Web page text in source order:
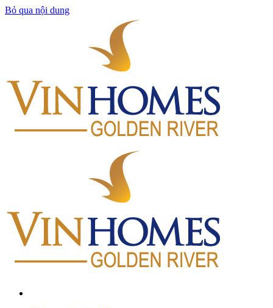
Bỏ qua nội dung